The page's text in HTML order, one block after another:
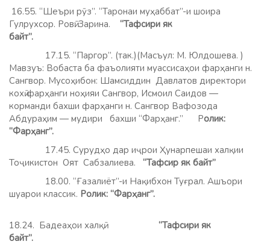
16.55. “Шеъри рӯз”. “Таронаи муҳаббат”-и шоира
Гулрухсор. Ровӣ: Зарина. “Тафсири як
байт”.
17.15. “Паргор”. (так.)(Масъул: М. Юлдошева. )
Мавзуъ: Вобаста ба фаъолияти муассисаҳои фарҳанги н.
Сангвор. Мусоҳибон: Шамсиддин Давлатов директори
кохӣ фарҳанги ноҳияи Сангвор, Исмоил Саидов —
корманди бахши фарҳанги н. Сангвор Вафозода
Абдураҳим — мудири бахши “Фарҳанг.” Ролик:
“Фарҳанг”.
17.45. Сурудҳо дар иҷрои Ҳунарпешаи халқии
Тоҷикистон Оят Сабзалиева.
“Тафсир як байт”
18.00. “Ғазалиёт”-и Нақибхон Туғрал. Ашъори
шуарои классик. Ролик: “Фарҳанг”.
18.24. Бадеаҳои халқӣ. “Тафсири як
байт”.